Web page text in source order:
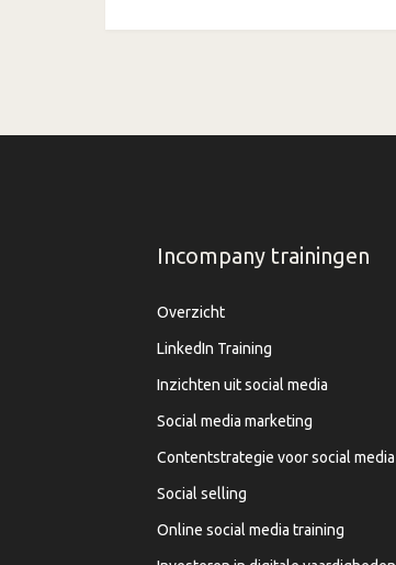
Incompany trainingen
Overzicht
LinkedIn Training
Inzichten uit social media
Social media marketing
Contentstrategie voor social media
Social selling
Online social media training